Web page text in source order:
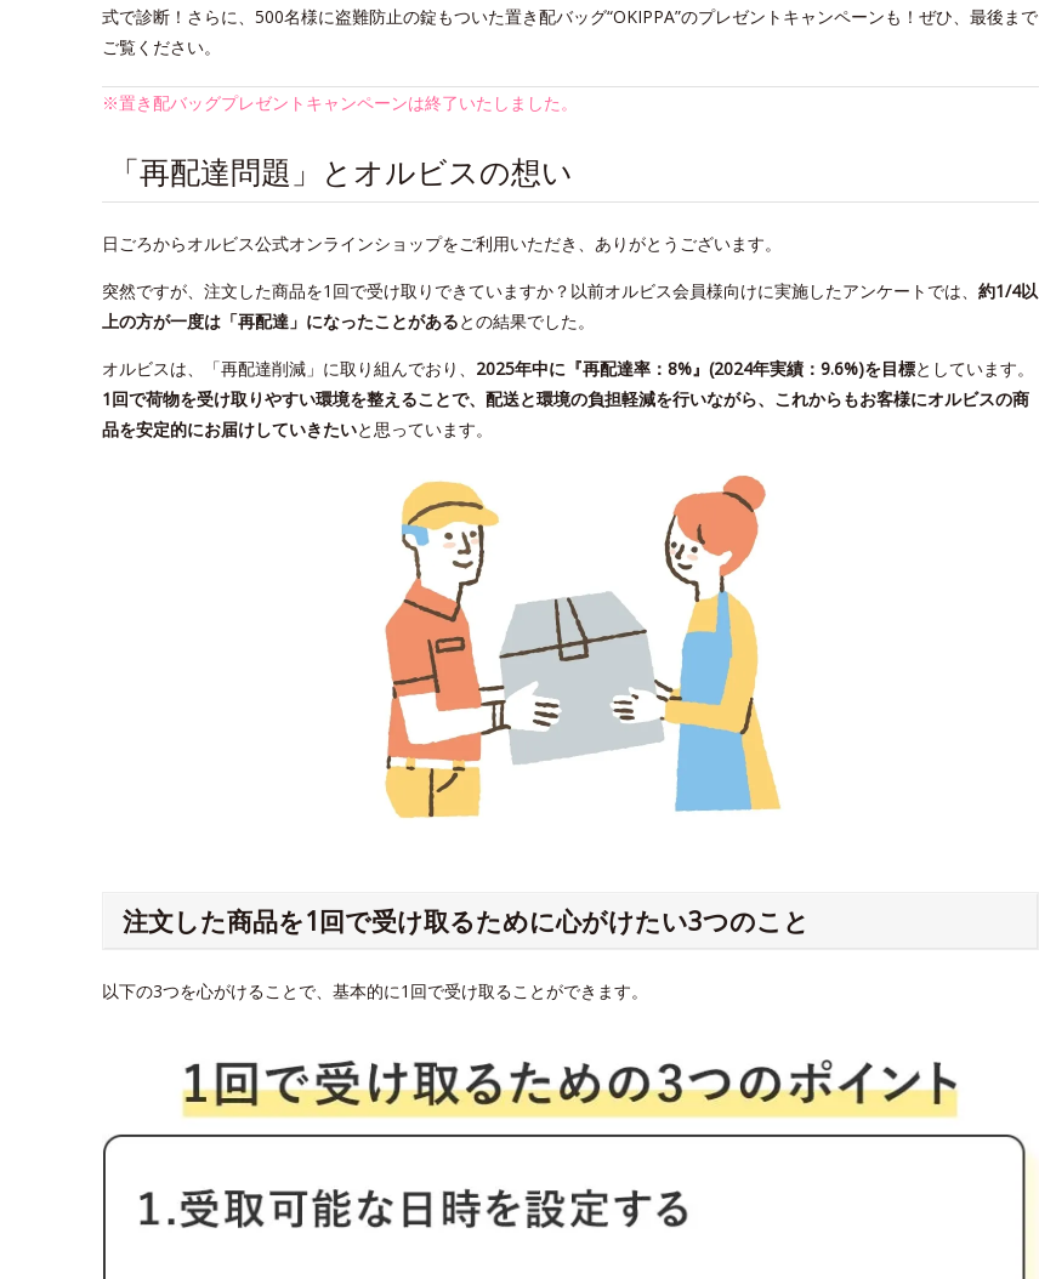
式で診断！さらに、500名様に盗難防止の錠もついた置き配バッグ“OKIPPA”のプレゼントキャンペーンも！ぜひ、最後まで
ご覧ください。
※置き配バッグプレゼントキャンペーンは終了いたしました。
「再配達問題」とオルビスの想い
日ごろからオルビス公式オンラインショップをご利用いただき、ありがとうございます。
突然ですが、注文した商品を1回で受け取りできていますか？以前オルビス会員様向けに実施したアンケートでは、 約1/4以
上の方が一度は「再配達」になったことがあるとの結果でした。
オルビスは、「再配達削減」に取り組んでおり、 2025年中に『再配達率：8%』(2024年実績：9.6%)を目標としています。
1回で荷物を受け取りやすい環境を整えることで、配送と環境の負担軽減を行いながら、これからもお客様にオルビスの商
品を安定的にお届けしていきたいと思っています。
注文した商品を1回で受け取るために心がけたい3つのこと
以下の3つを心がけることで、基本的に1回で受け取ることができます。